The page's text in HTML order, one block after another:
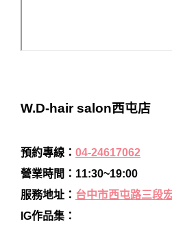
W.D-hair salon西屯店
預約專線： 04-24617062
營業時間：11:30~19:00
服務地址： 台中市西屯路三段
IG作品集：